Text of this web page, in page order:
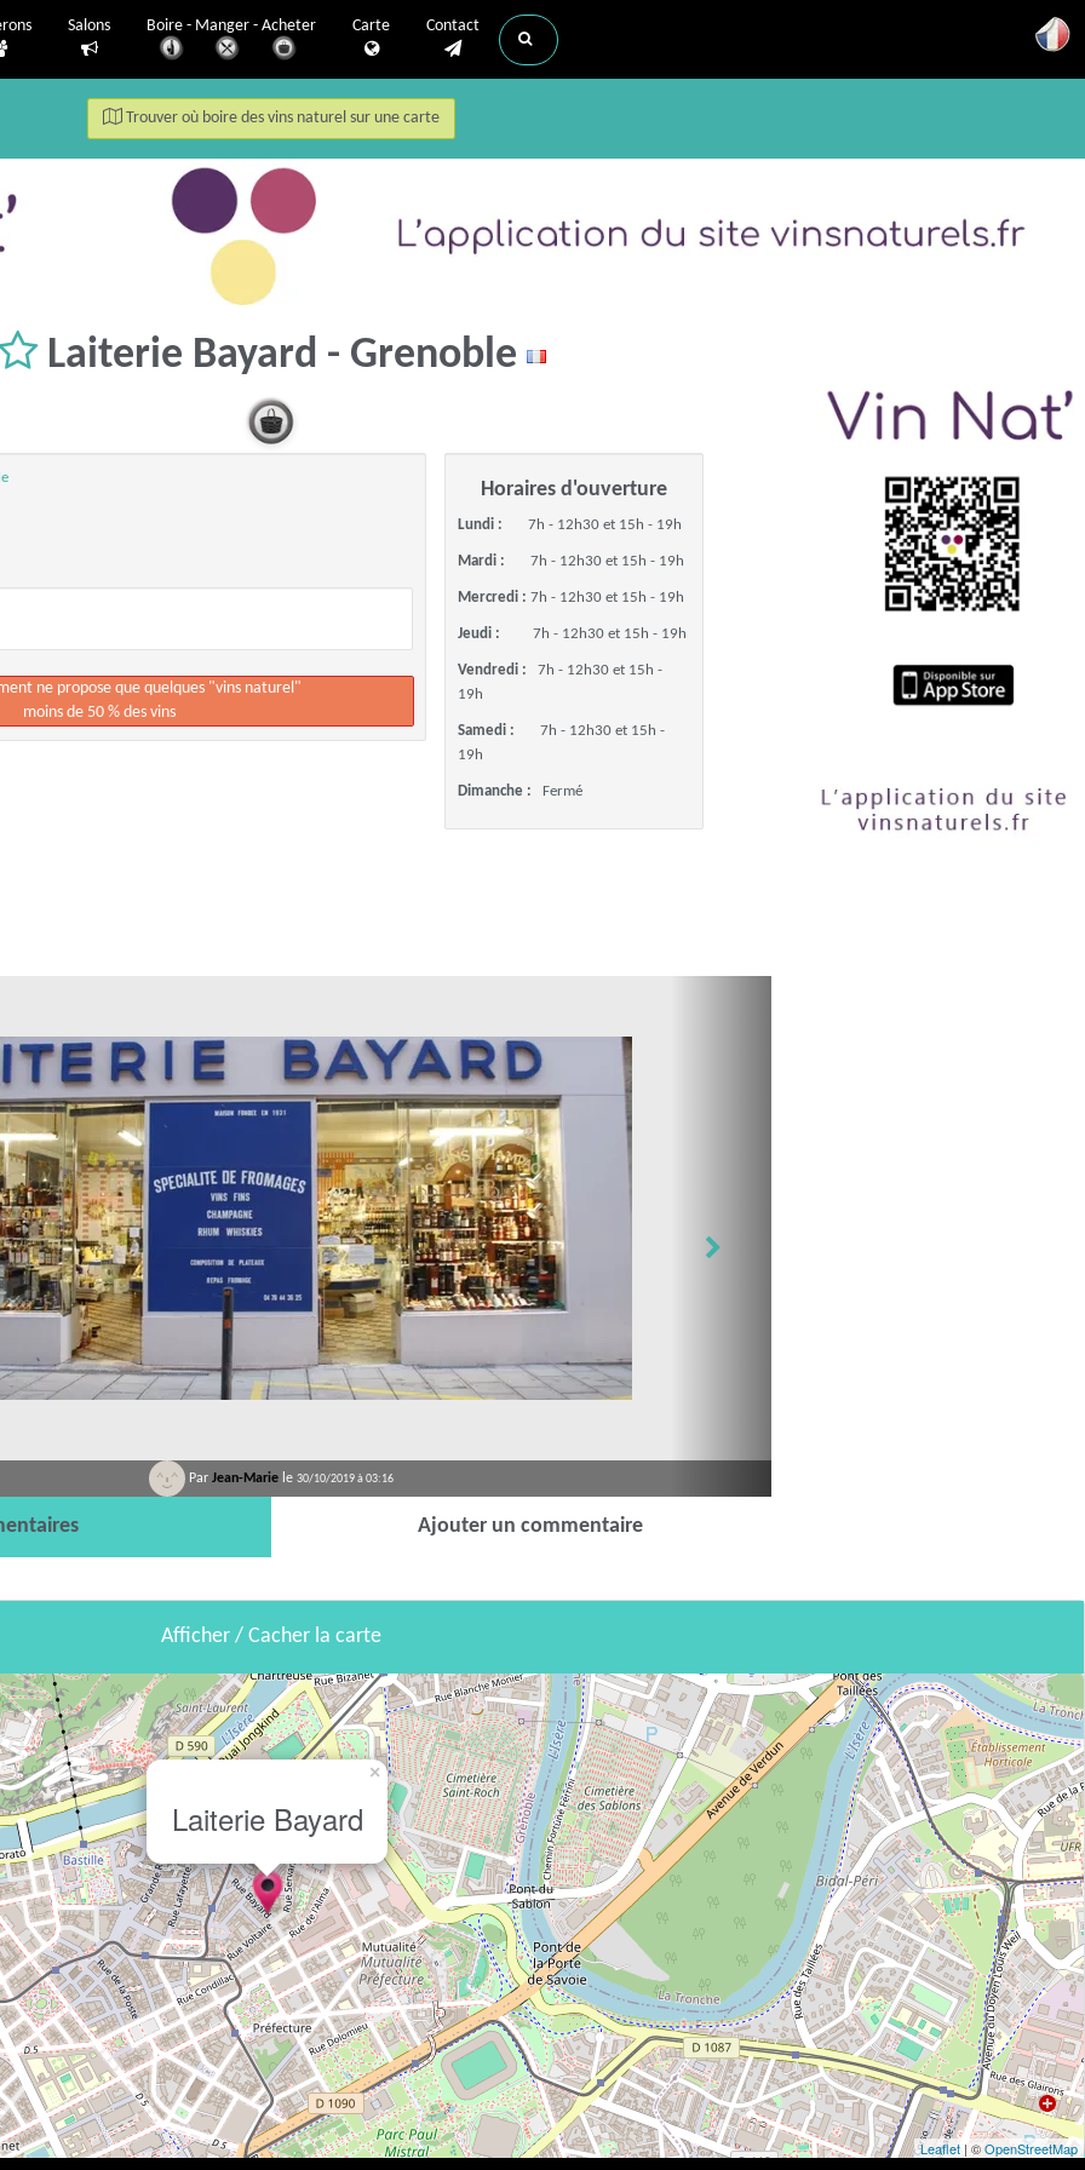
Salons Boire - Manger - Acheter Carte Contact
Trouver où boire des vins naturel sur une carte
Laiterie Bayard - Grenoble
ne propose que quelques "vins naturel"
moins de 50 % des vins
Horaires d'ouverture
Lundi : 7h - 12h30 et 15h - 19h
Mardi : 7h - 12h30 et 15h - 19h
Mercredi : 7h - 12h30 et 15h - 19h
Jeudi : 7h - 12h30 et 15h - 19h
Vendredi : 7h - 12h30 et 15h -
19h
Samedi : 7h - 12h30 et 15h -
19h
Dimanche : Fermé
Par Jean-Marie le 30/10/2019 à 03:16
Ajouter un commentaire
Afficher / Cacher la carte
Laiterie Bayard
×
Leaflet| ©OpenStreetMap